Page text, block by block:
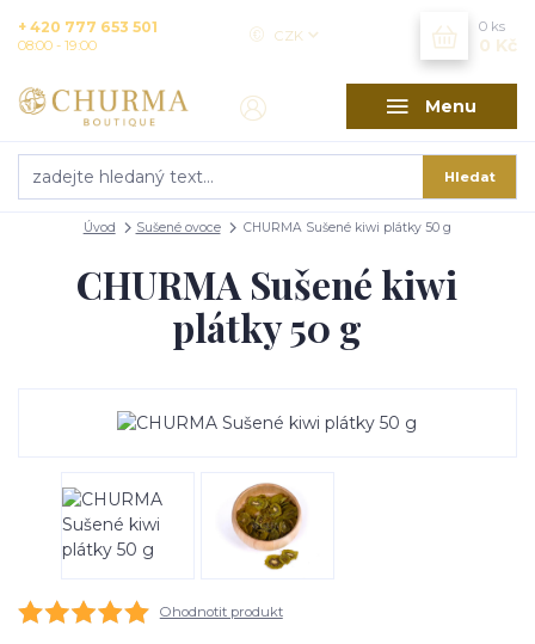
Menu
CZK
Hledat
+ 420 777 653 501
08:00 - 19:00
0 ks
0 Kč
Úvod Sušené ovoce CHURMA Sušené kiwi plátky 50 g
CHURMA Sušené kiwi
plátky 50 g
Ohodnotit produkt